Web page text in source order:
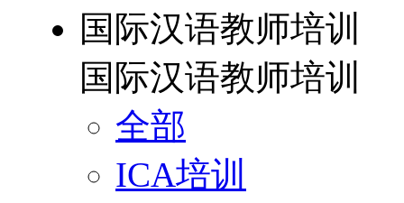
国际汉语教师培训
国际汉语教师培训
全部
ICA培训